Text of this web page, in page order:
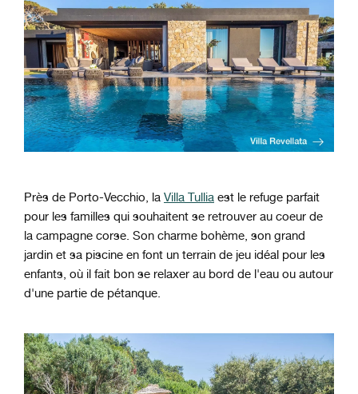
Près de Porto-Vecchio, la Villa Tullia est le refuge parfait
pour les familles qui souhaitent se retrouver au coeur de
la campagne corse. Son charme bohème, son grand
jardin et sa piscine en font un terrain de jeu idéal pour les
enfants, où il fait bon se relaxer au bord de l'eau ou autour
d'une partie de pétanque.